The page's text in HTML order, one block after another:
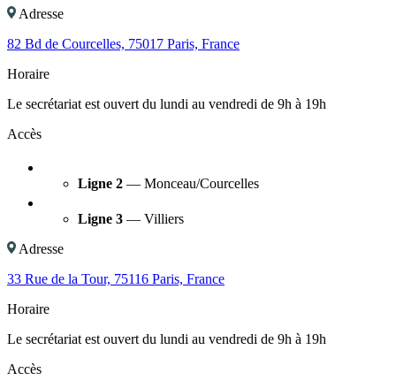
Adresse
82 Bd de Courcelles, 75017 Paris, France
Horaire
Le secrétariat est ouvert du lundi au vendredi de 9h à 19h
Accès
Ligne 2 — Monceau/Courcelles
Ligne 3 — Villiers
Adresse
33 Rue de la Tour, 75116 Paris, France
Horaire
Le secrétariat est ouvert du lundi au vendredi de 9h à 19h
Accès